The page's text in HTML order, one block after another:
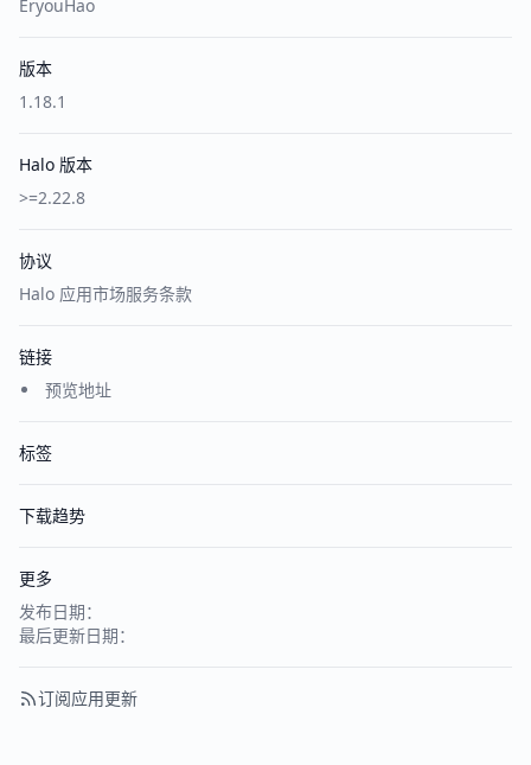
EryouHao
版本
1.18.1
Halo 版本
>=2.22.8
协议
Halo 应用市场服务条款
链接
预览地址
标签
下载趋势
更多
发布日期：
最后更新日期：
订阅应用更新